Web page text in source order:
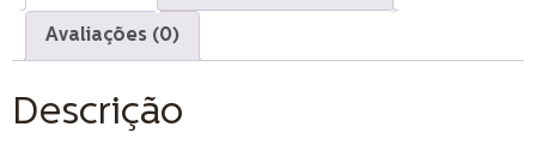
Avaliações (0)
Descrição